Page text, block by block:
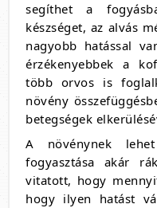
segíthet a
készséget, az alvás
nagyobb hatással
érzékenyebbek a
több orvos is
növény
betegségek
A növénynek
fogyasztása akár
vitatott, hogy
hogy ilyen hatást